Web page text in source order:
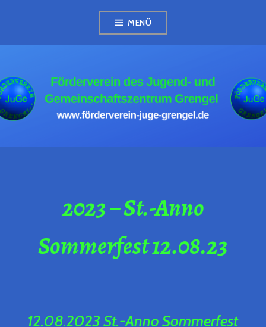
MENÜ
FÖRDERVEREIN
JUGE GRENGEL
2023 – St.-Anno
Sommerfest 12.08.23
12.08.2023 St.-Anno Sommerfest